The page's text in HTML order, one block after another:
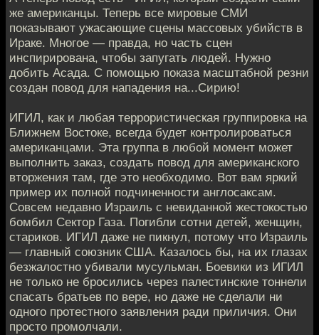
же американцы. Теперь все мировые СМИ
показывают ужасающие сцены массовых убийств в
Ираке. Многое — правда, но часть сцен
инспирирована, чтобы запугать людей. Нужно
добить Асада. С помощью показа масштабной резни
создан повод для нападения на...Сирию!
ИГИЛ, как и любая террористическая группировка на
Ближнем Востоке, всегда будет контролироваться
американцами. Эта группа в любой момент может
выполнить заказ, создать повод для американского
вторжения там, где это необходимо. Вот вам яркий
пример их полной подчиненности англосаксам.
Совсем недавно Израиль с невиданной жестокостью
бомбил Сектор Газа. Погибли сотни детей, женщин,
стариков. ИГИЛ даже не пикнул, потому что Израиль
— главный союзник США. Казалось бы, на их глазах
безжалостно убивали мусульман. Боевики из ИГИЛ
не только не бросились через палестинские тоннели
спасать братьев по вере, но даже не сделали ни
одного протестного заявления ради приличия. Они
просто промолчали.